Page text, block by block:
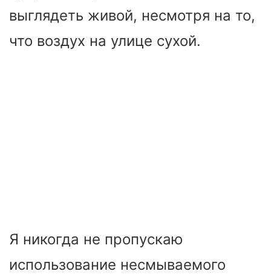
выглядеть живой, несмотря на то,
что воздух на улице сухой.
Я никогда не пропускаю
использование несмываемого